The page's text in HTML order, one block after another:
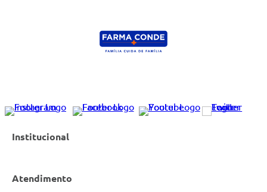
Institucional
Atendimento